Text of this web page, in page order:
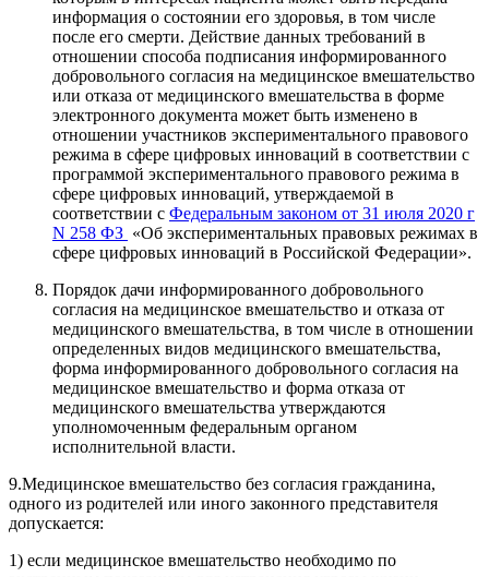
информация о состоянии его здоровья, в том числе
после его смерти. Действие данных требований в
отношении способа подписания информированного
добровольного согласия на медицинское вмешательство
или отказа от медицинского вмешательства в форме
электронного документа может быть изменено в
отношении участников экспериментального правового
режима в сфере цифровых инноваций в соответствии с
программой экспериментального правового режима в
сфере цифровых инноваций, утверждаемой в
соответствии с Федеральным законом от 31 июля 2020 г
N 258 ФЗ «Об экспериментальных правовых режимах в
сфере цифровых инноваций в Российской Федерации».
Порядок дачи информированного добровольного
согласия на медицинское вмешательство и отказа от
медицинского вмешательства, в том числе в отношении
определенных видов медицинского вмешательства,
форма информированного добровольного согласия на
медицинское вмешательство и форма отказа от
медицинского вмешательства утверждаются
уполномоченным федеральным органом
исполнительной власти.
9.Медицинское вмешательство без согласия гражданина,
одного из родителей или иного законного представителя
допускается:
1) если медицинское вмешательство необходимо по